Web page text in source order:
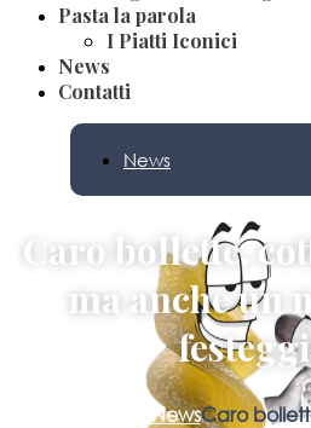
Pasta la parola
I Piatti Iconici
News
Contatti
News
Caro bollette,
ma anche un
NewsCaro